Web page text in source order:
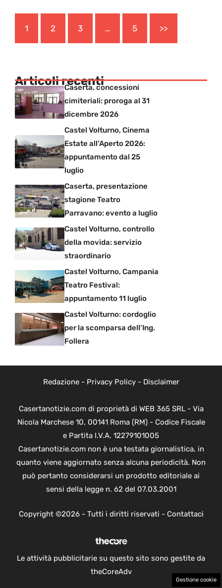
1 2 3 … 5 >>
Articoli recenti
Caserta, concessioni
cimiteriali: proroga al 31
dicembre 2026
Castel Volturno, Cinema
Estate all’Aperto 2026:
appuntamento dal 25
luglio
Caserta, presentazione
stagione Teatro
Parravano: evento a luglio
Castel Volturno, controllo
della movida: servizio
straordinario
Castel Volturno, Campania
Teatro Festival:
appuntamento 11 luglio
Castel Volturno: cordoglio
per la scomparsa dell’Ing.
Follera
Redazione- Privacy Policy- Disclaimer
Casertanotizie.com di proprietà di WEB 365 SRL - Via
Nicola Marchese 10, 00141 Roma (RM) - Codice Fiscale
e Partita I.V.A. 12279101005
Casertanotizie.com non è una testata giornalistica, in
quanto viene aggiornato senza alcuna periodicità. Non
può pertanto considerarsi un prodotto editoriale ai
sensi della legge n. 62 del 07.03.2001
Copyright ©2026 - Tutti i diritti riservati - Contattaci
Le attività pubblicitarie su questo sito sono gestite da
theCoreAdv
Gestione cookie